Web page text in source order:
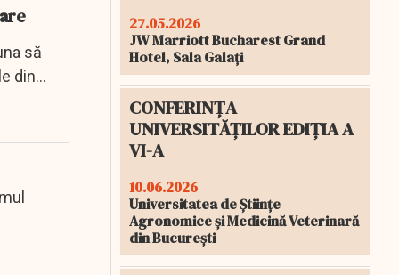
să
din...
27.05.2026
JW Marriott Bucharest Grand
Hotel, Sala Galați
CONFERINȚA
UNIVERSITĂȚILOR EDIȚIA A
VI-A
10.06.2026
Universitatea de Științe
Agronomice și Medicină Veterinară
din București